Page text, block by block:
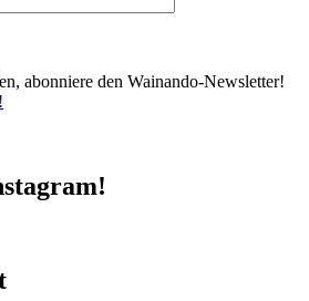
abonniere den Wainando-Newsletter!